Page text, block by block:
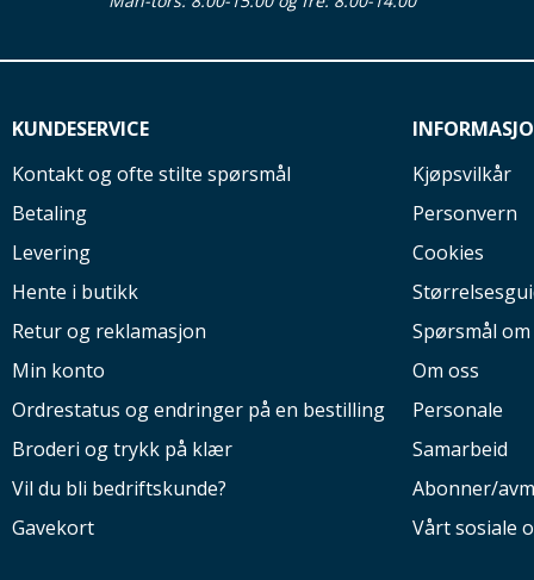
KUNDESERVICE
Kontakt og ofte stilte spørsmål
Betaling
Levering
Hente i butikk
Retur og reklamasjon
Min konto
Ordrestatus og endringer på en bestilling
Broderi og trykk på klær
Vil du bli bedriftskunde?
Gavekort
Kjøpsvilkår
Personvern
Cookies
Spørsmål
Om oss
Personale
Samarbeid
Abonner/
Vårt sosiale